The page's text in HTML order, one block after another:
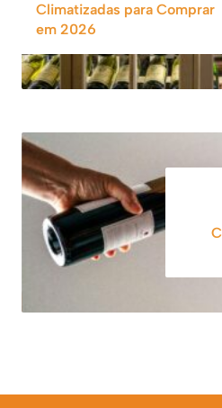
Climatizadas para Comprar
em 2026